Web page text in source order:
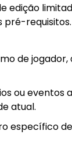
edição
de
ou eventos
atual.
específico